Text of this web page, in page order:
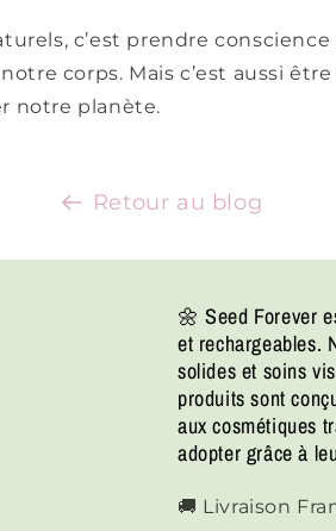
c’est prendre
corps. Mais c’est aussi
notre planète.
Retour au blog
🌼 Seed Forever
et rechargeables.
solides et soins
produits sont
aux cosmétiques
adopter grâce à
🚚 Livraison